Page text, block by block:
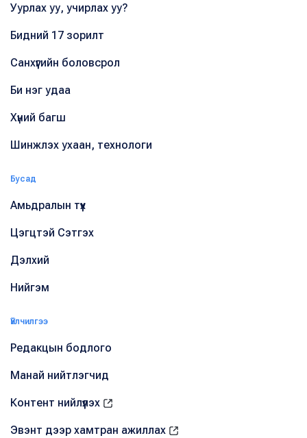
Уурлах уу, учирлах уу?
Бидний 17 зорилт
Санхүүгийн боловсрол
Би нэг удаа
Хүний багш
Шинжлэх ухаан, технологи
Бусад
Амьдралын түүх
Цэгцтэй Сэтгэх
Дэлхий
Нийгэм
Үйлчилгээ
Редакцын бодлого
Манай нийтлэгчид
Контент нийлүүлэх
Эвэнт дээр хамтран ажиллах